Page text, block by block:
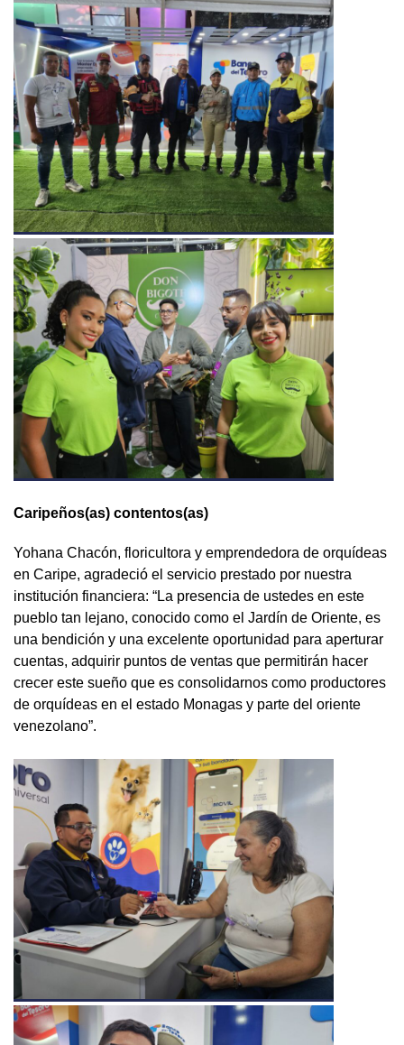
Caripeños(as) contentos(as)
Yohana Chacón, floricultora y emprendedora de orquídeas
en Caripe, agradeció el servicio prestado por nuestra
institución financiera: “La presencia de ustedes en este
pueblo tan lejano, conocido como el Jardín de Oriente, es
una bendición y una excelente oportunidad para aperturar
cuentas, adquirir puntos de ventas que permitirán hacer
crecer este sueño que es consolidarnos como productores
de orquídeas en el estado Monagas y parte del oriente
venezolano”.